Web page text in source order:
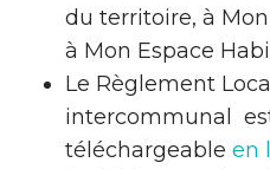
du territoire, à
à Mon Espace
Le Règlement
intercommunal
téléchargeable en